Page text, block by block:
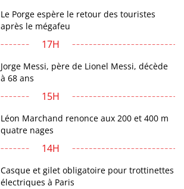
Le Porge espère le retour des touristes
après le mégafeu
17H
Jorge Messi, père de Lionel Messi, décède
à 68 ans
15H
Léon Marchand renonce aux 200 et 400 m
quatre nages
14H
Casque et gilet obligatoire pour trottinettes
électriques à Paris